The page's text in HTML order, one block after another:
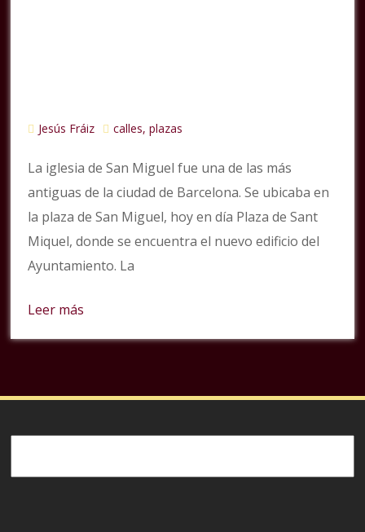
Jesús Fráiz calles, plazas
La iglesia de San Miguel fue una de las más
antiguas de la ciudad de Barcelona. Se ubicaba en
la plaza de San Miguel, hoy en día Plaza de Sant
Miquel, donde se encuentra el nuevo edificio del
Ayuntamiento. La
Leer más